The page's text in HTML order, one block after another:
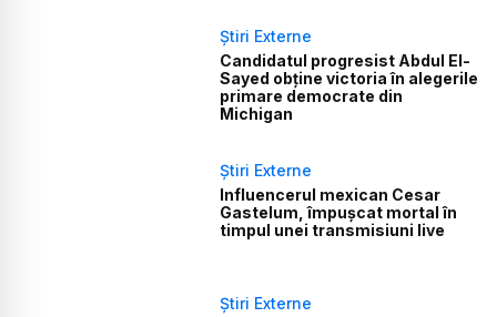
Știri Externe
Candidatul progresist Abdul El-
Sayed obține victoria în alegerile
primare democrate din
Michigan
Știri Externe
Influencerul mexican Cesar
Gastelum, împușcat mortal în
timpul unei transmisiuni live
Știri Externe